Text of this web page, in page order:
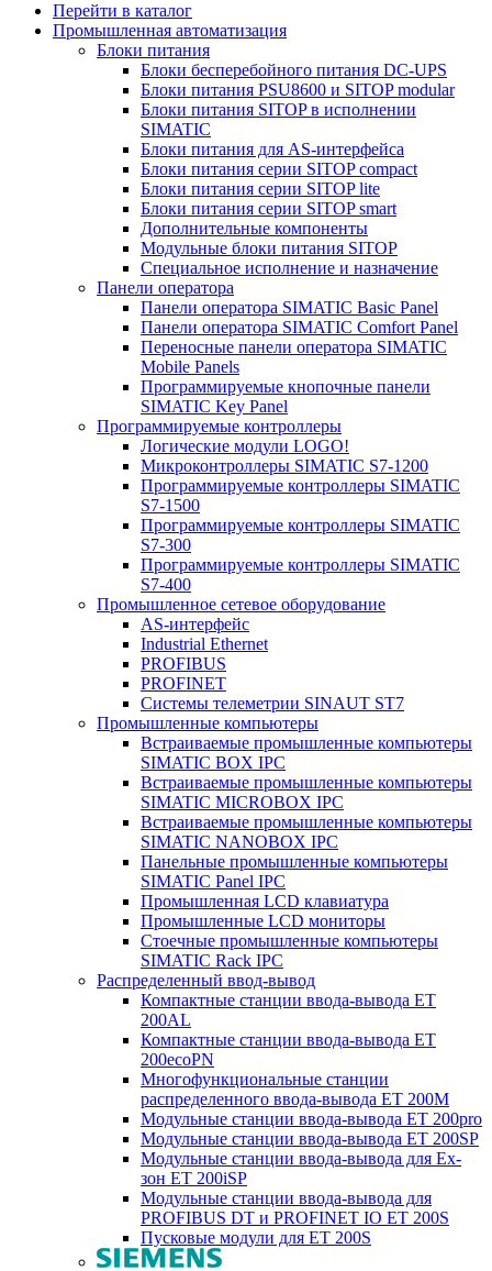
Перейти в каталог
Промышленная автоматизация
Блоки питания
Блоки бесперебойного питания DC-UPS
Блоки питания PSU8600 и SITOP modular
Блоки питания SITOP в исполнении
SIMATIC
Блоки питания для AS-интерфейса
Блоки питания серии SITOP compact
Блоки питания серии SITOP lite
Блоки питания серии SITOP smart
Дополнительные компоненты
Модульные блоки питания SITOP
Специальное исполнение и назначение
Панели оператора
Панели оператора SIMATIC Basic Panel
Панели оператора SIMATIC Comfort Panel
Переносные панели оператора SIMATIC
Mobile Panels
Программируемые кнопочные панели
SIMATIC Key Panel
Программируемые контроллеры
Логические модули LOGO!
Микроконтроллеры SIMATIC S7-1200
Программируемые контроллеры SIMATIC
S7-1500
Программируемые контроллеры SIMATIC
S7-300
Программируемые контроллеры SIMATIC
S7-400
Промышленное сетевое оборудование
AS-интерфейс
Industrial Ethernet
PROFIBUS
PROFINET
Системы телеметрии SINAUT ST7
Промышленные компьютеры
Встраиваемые промышленные компьютеры
SIMATIC BOX IPC
Встраиваемые промышленные компьютеры
SIMATIC MICROBOX IPC
Встраиваемые промышленные компьютеры
SIMATIC NANOBOX IPC
Панельные промышленные компьютеры
SIMATIC Panel IPC
Промышленная LCD клавиатура
Промышленные LCD мониторы
Стоечные промышленные компьютеры
SIMATIC Rack IPC
Распределенный ввод-вывод
Компактные станции ввода-вывода ET
200AL
Компактные станции ввода-вывода ET
200ecoPN
Многофункциональные станции
распределенного ввода-вывода ET 200M
Модульные станции ввода-вывода ET 200pro
Модульные станции ввода-вывода ET 200SP
Модульные станции ввода-вывода для Ex-
зон ET 200iSP
Модульные станции ввода-вывода для
PROFIBUS DT и PROFINET IO ET 200S
Пусковые модули для ET 200S